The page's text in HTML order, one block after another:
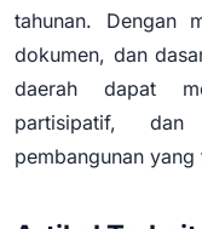
tahunan. Dengan
dokumen, dan
daerah dapat
partisipatif, dan
pembangunan yang